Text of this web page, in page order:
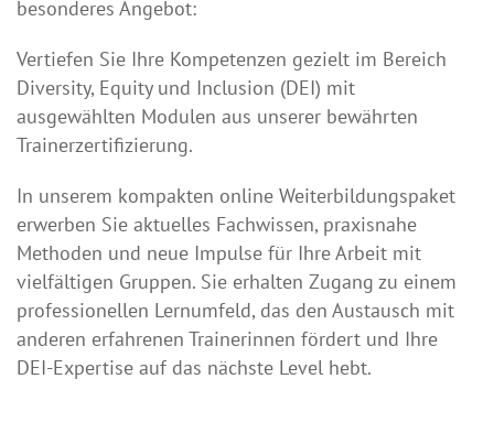
besonderes Angebot:
Vertiefen Sie Ihre Kompetenzen gezielt im Bereich
Diversity, Equity und Inclusion (DEI) mit
ausgewählten Modulen aus unserer bewährten
Trainerzertifizierung.
In unserem kompakten online Weiterbildungspaket
erwerben Sie aktuelles Fachwissen, praxisnahe
Methoden und neue Impulse für Ihre Arbeit mit
vielfältigen Gruppen. Sie erhalten Zugang zu einem
professionellen Lernumfeld, das den Austausch mit
anderen erfahrenen Trainerinnen fördert und Ihre
DEI-Expertise auf das nächste Level hebt.